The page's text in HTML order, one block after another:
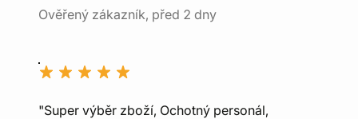
Ověřený zákazník, před 2 dny
"Super výběr zboží, Ochotný personál,